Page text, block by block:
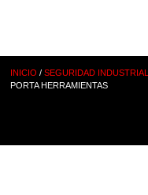
INICIO /SEGURIDAD INDUSTRIAL
PORTA HERRAMIENTAS